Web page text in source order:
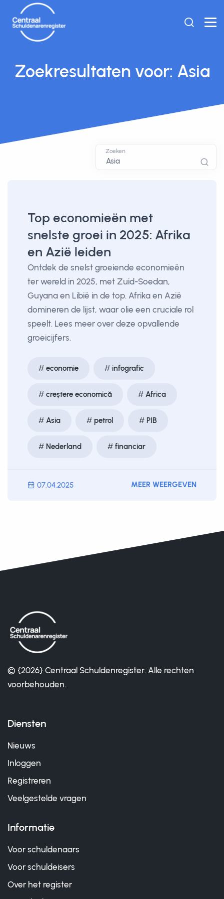
Zoekresultaten voor: Asia
Zoeken
Top economieën met
snelste groei in 2025: Afrika
en Azië leiden
Ontdek de snelst groeiende economieën
ter wereld in 2025, met Zuid-Soedan,
Guyana en Libië in de top. Afrika en Azië
domineren de lijst, waar olie een cruciale rol
speelt. Lees meer over deze opvallende
groeicijfers.
economie infografic
creștere economică Africa
Asia petrol PIB
Nederland financiar
07.04.2025 MEER WEERGEVEN
© {2026} Centraal Schuldenregister. Alle rechten
voorbehouden.
Diensten
Nieuws
Inloggen
Registreren
Veelgestelde vragen
Informatie
Voor schuldenaars
Voor schuldeisers
Over het register